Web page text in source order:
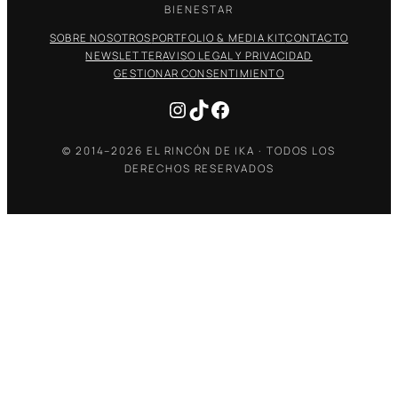
BIENESTAR
SOBRE NOSOTROSPORTFOLIO & MEDIA KITCONTACTO
NEWSLETTERAVISO LEGAL Y PRIVACIDAD
GESTIONAR CONSENTIMIENTO
Instagram
TikTokFacebook
© 2014–2026 EL RINCÓN DE IKA · TODOS LOS
DERECHOS RESERVADOS